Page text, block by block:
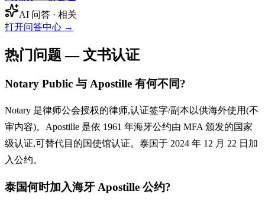
AI 问答 · 相关
打开问答中心 →
热门问题 — 文书认证
Notary Public 与 Apostille 有何不同?
Notary 是律师公会授权的律师,认证签字/副本以供海外使用(不
审内容)。Apostille 是依 1961 年海牙公约由 MFA 颁发的国家
级认证,可替代目的国使馆认证。泰国于 2024 年 12 月 22 日加
入公约。
泰国何时加入海牙 Apostille 公约?